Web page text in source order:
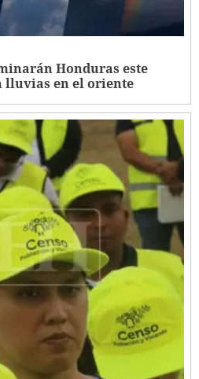
Honduras este
lluvias en el oriente